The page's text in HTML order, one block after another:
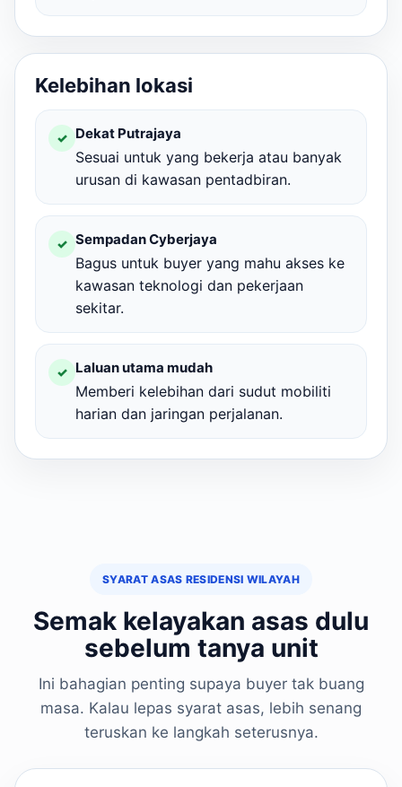
Kelebihan lokasi
✓ Dekat Putrajaya
Sesuai untuk yang bekerja atau banyak
urusan di kawasan pentadbiran.
✓ Sempadan Cyberjaya
Bagus untuk buyer yang mahu akses ke
kawasan teknologi dan pekerjaan
sekitar.
✓ Laluan utama mudah
Memberi kelebihan dari sudut mobiliti
harian dan jaringan perjalanan.
SYARAT ASAS RESIDENSI WILAYAH
Semak kelayakan asas dulu
sebelum tanya unit
Ini bahagian penting supaya buyer tak buang
masa. Kalau lepas syarat asas, lebih senang
teruskan ke langkah seterusnya.